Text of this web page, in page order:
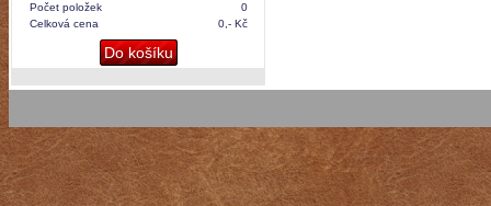
Počet položek
0
Celková cena
0,- Kč
Do košíku